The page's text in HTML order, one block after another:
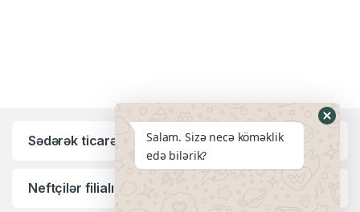
Sədərək ticarət mərkəzi filialı:
Neftçilər filialı:
Salam. Sizə necə köməklik
edə bilərik?